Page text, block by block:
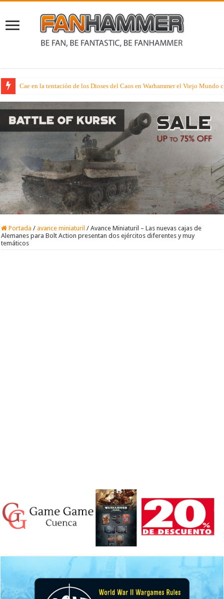
Avance Miniaturil – Os proponemos una buena unidad para elfos de
Portada / avance miniaturil / Avance Miniaturil – Las nuevas cajas de
Alemanes para Bolt Action presentan dos ejércitos diferentes y muy
temáticos